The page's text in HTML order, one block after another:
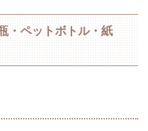
・ペットボトル・紙